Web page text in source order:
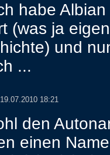
habe Albian
(was ja
) und
...
18:21
den
einen